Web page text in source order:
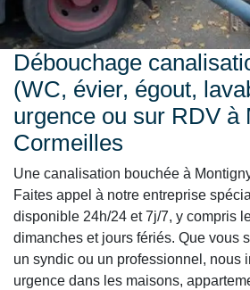
Débouchage
(WC, évier, égout,
urgence ou sur RDV à
Cormeilles
Une canalisation bouchée à
Faites appel à notre entreprise
disponible 24h/24 et 7j/7, y compris
dimanches et jours fériés. Que vous
un syndic ou un professionnel, nous
urgence dans les maisons,